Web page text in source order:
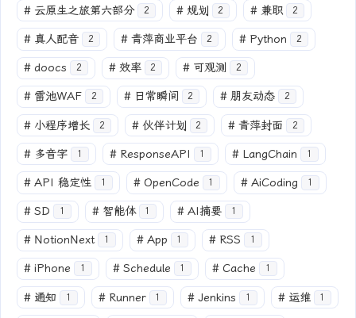
# 云原生之旅第六部分 2 # 规划 2 # 兼职 2
# 真人配音 2 # 青萍商业平台 2 # Python 2
# doocs 2 # 效率 2 # 可观测 2
# 雷池WAF 2 # 日常瞬间 2 # 朋友动态 2
# 小程序增长 2 # 伙伴计划 2 # 青萍封面 2
# 多音字 1 # ResponseAPI 1 # LangChain 1
# API 稳定性 1 # OpenCode 1 # AiCoding 1
# SD 1 # 智能体 1 # AI摘要 1
# NotionNext 1 # App 1 # RSS 1
# iPhone 1 # Schedule 1 # Cache 1
# 通知 1 # Runner 1 # Jenkins 1 # 运维 1